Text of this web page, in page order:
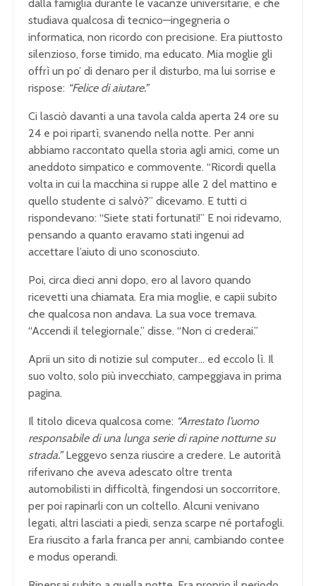
dalla famiglia durante le vacanze universitarie, e che
studiava qualcosa di tecnico—ingegneria o
informatica, non ricordo con precisione. Era piuttosto
silenzioso, forse timido, ma educato. Mia moglie gli
offrì un po’ di denaro per il disturbo, ma lui sorrise e
rispose: “Felice di aiutare.”
Ci lasciò davanti a una tavola calda aperta 24 ore su
24 e poi ripartì, svanendo nella notte. Per anni
abbiamo raccontato quella storia agli amici, come un
aneddoto simpatico e commovente. “Ricordi quella
volta in cui la macchina si ruppe alle 2 del mattino e
quello studente ci salvò?” dicevamo. E tutti ci
rispondevano: “Siete stati fortunati!” E noi ridevamo,
pensando a quanto eravamo stati ingenui ad
accettare l’aiuto di uno sconosciuto.
Poi, circa dieci anni dopo, ero al lavoro quando
ricevetti una chiamata. Era mia moglie, e capii subito
che qualcosa non andava. La sua voce tremava.
“Accendi il telegiornale,” disse. “Non ci crederai.”
Aprii un sito di notizie sul computer… ed eccolo lì. Il
suo volto, solo più invecchiato, campeggiava in prima
pagina.
Il titolo diceva qualcosa come: “Arrestato l’uomo
responsabile di una lunga serie di rapine notturne su
strada.”Leggevo senza riuscire a credere. Le autorità
riferivano che aveva adescato oltre trenta
automobilisti in difficoltà, fingendosi un soccorritore,
per poi rapinarli con un coltello. Alcuni venivano
legati, altri lasciati a piedi, senza scarpe né portafogli.
Era riuscito a farla franca per anni, cambiando contee
e modus operandi.